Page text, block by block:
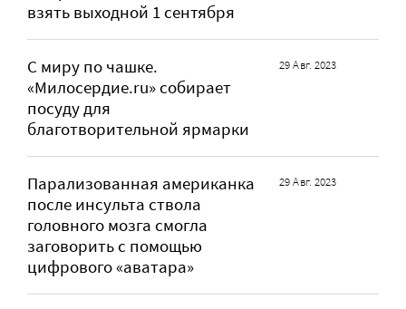
взять выходной 1 сентября
С миру по чашке.
«Милосердие.ru» собирает
посуду для
благотворительной ярмарки
29 Авг. 2023
Парализованная американка
после инсульта ствола
головного мозга смогла
заговорить с помощью
цифрового «аватара»
29 Авг. 2023